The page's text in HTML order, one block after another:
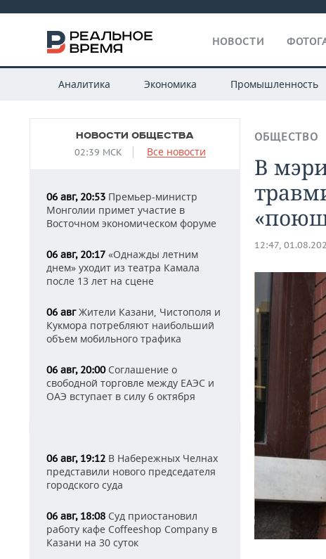
НОВОСТИ
Аналитика Экономика Промышленность
НОВОСТИ ОБЩЕСТВА
02:39 МСК Все новости
06 авг, 20:53 Премьер-министр
Монголии примет участие в
Восточном экономическом форуме
06 авг, 20:17 «Однажды летним
днем» уходит из театра Камала
после 13 лет на сцене
06 авгЖители Казани, Чистополя и
Кукмора потребляют наибольший
объем мобильного трафика
06 авг, 20:00Соглашение о
свободной торговле между ЕАЭС и
ОАЭ вступает в силу 6 октября
06 авг, 19:12 В Набережных Челнах
представили нового председателя
городского суда
06 авг, 18:08 Суд приостановил
работу кафе Coffeeshop Company в
Казани на 30 суток
ОБЩЕСТВО
В
12:47,